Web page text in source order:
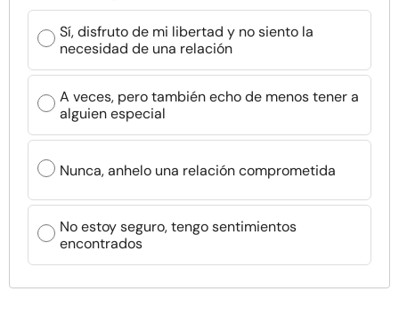
Sí, disfruto de mi libertad y no siento la
necesidad de una relación
A veces, pero también echo de menos tener a
alguien especial
Nunca, anhelo una relación comprometida
No estoy seguro, tengo sentimientos
encontrados